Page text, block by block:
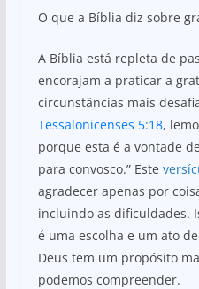
O que a Bíblia diz sobre
A Bíblia está repleta de
encorajam a praticar a
circunstâncias mais
Tessalonicenses 5:18,
porque esta é a vontade
para convosco.” Este
agradecer apenas por
incluindo as dificuldades.
é uma escolha e um ato de
Deus tem um propósito
podemos compreender.